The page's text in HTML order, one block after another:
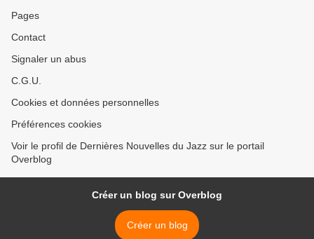
Pages
Contact
Signaler un abus
C.G.U.
Cookies et données personnelles
Préférences cookies
Voir le profil de Dernières Nouvelles du Jazz sur le portail
Overblog
Créer un blog sur Overblog
Créer un blog